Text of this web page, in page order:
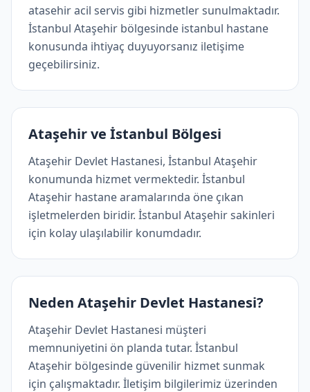
atasehir acil servis gibi hizmetler sunulmaktadır.
İstanbul Ataşehir bölgesinde istanbul hastane
konusunda ihtiyaç duyuyorsanız iletişime
geçebilirsiniz.
Ataşehir ve İstanbul Bölgesi
Ataşehir Devlet Hastanesi, İstanbul Ataşehir
konumunda hizmet vermektedir. İstanbul
Ataşehir hastane aramalarında öne çıkan
işletmelerden biridir. İstanbul Ataşehir sakinleri
için kolay ulaşılabilir konumdadır.
Neden Ataşehir Devlet Hastanesi?
Ataşehir Devlet Hastanesi müşteri
memnuniyetini ön planda tutar. İstanbul
Ataşehir bölgesinde güvenilir hizmet sunmak
için çalışmaktadır. İletişim bilgilerimiz üzerinden